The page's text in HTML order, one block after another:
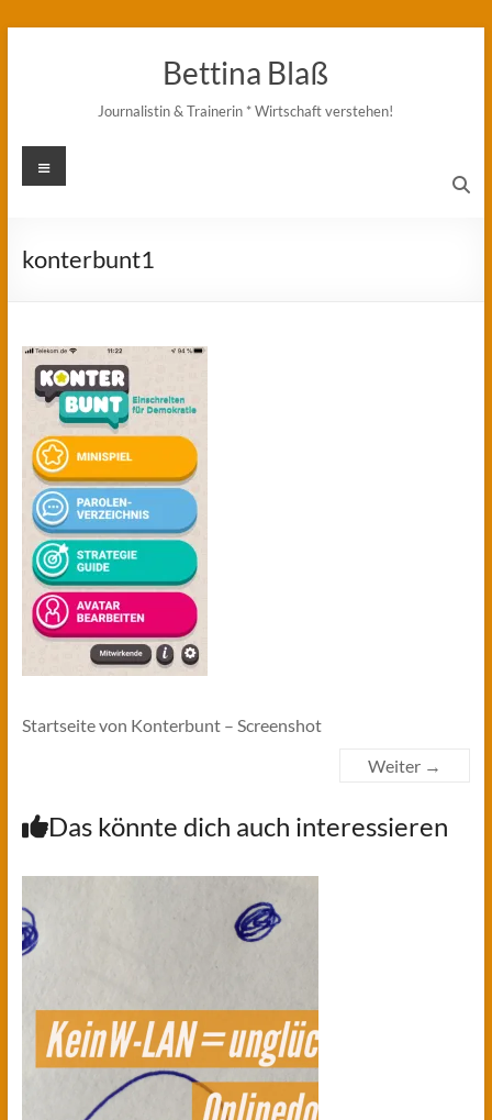
Bettina Blaß
Journalistin & Trainerin * Wirtschaft verstehen!
Menü
konterbunt1
Startseite von Konterbunt – Screenshot
Weiter →
Das könnte dich auch interessieren